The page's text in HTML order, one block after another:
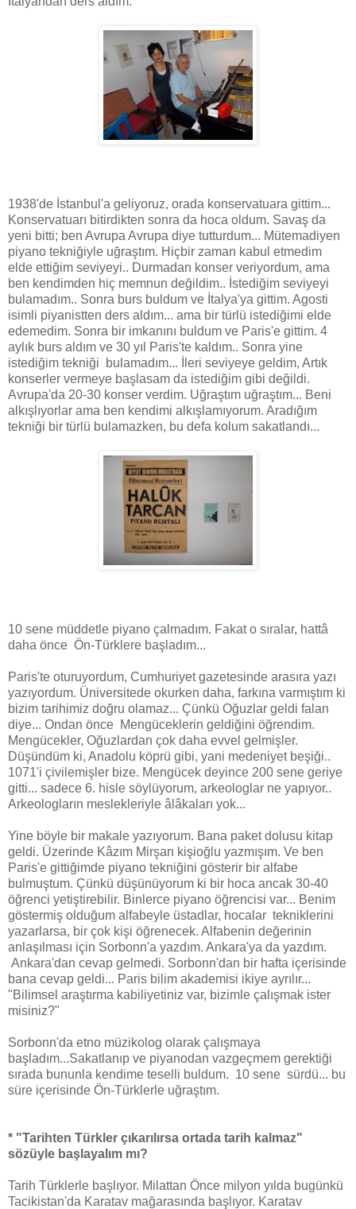
1938'de İstanbul'a geliyoruz, orada konservatuara gittim...
Konservatuarı bitirdikten sonra da hoca oldum. Savaş da
yeni bitti; ben Avrupa Avrupa diye tutturdum... Mütemadiyen
piyano tekniğiyle uğraştım. Hiçbir zaman kabul etmedim
elde ettiğim seviyeyi.. Durmadan konser veriyordum, ama
ben kendimden hiç memnun değildim.. İstediğim seviyeyi
bulamadım.. Sonra burs buldum ve İtalya'ya gittim. Agosti
isimli piyanistten ders aldım... ama bir türlü istediğimi elde
edemedim. Sonra bir imkanını buldum ve Paris'e gittim. 4
aylık burs aldım ve 30 yıl Paris'te kaldım.. Sonra yine
istediğim tekniği bulamadım... İleri seviyeye geldim, Artık
konserler vermeye başlasam da istediğim gibi değildi.
Avrupa'da 20-30 konser verdim. Uğraştım uğraştım... Beni
alkışlıyorlar ama ben kendimi alkışlamıyorum. Aradığım
tekniği bir türlü bulamazken, bu defa kolum sakatlandı...
10 sene müddetle piyano çalmadım. Fakat o sıralar, hattâ
daha önce Ön-Türklere başladım...
Paris'te oturuyordum, Cumhuriyet gazetesinde arasıra yazı
yazıyordum. Üniversitede okurken daha, farkına varmıştım ki
bizim tarihimiz doğru olamaz... Çünkü Oğuzlar geldi falan
diye... Ondan önce Mengüceklerin geldiğini öğrendim.
Mengücekler, Oğuzlardan çok daha evvel gelmişler.
Düşündüm ki, Anadolu köprü gibi, yani medeniyet beşiği..
1071'i çivilemişler bize. Mengücek deyince 200 sene geriye
gitti... sadece 6. hisle söylüyorum, arkeologlar ne yapıyor..
Arkeologların meslekleriyle âlâkaları yok...
Yine böyle bir makale yazıyorum. Bana paket dolusu kitap
geldi. Üzerinde Kâzım Mirşan kişioğlu yazmışım. Ve ben
Paris'e gittiğimde piyano tekniğini gösterir bir alfabe
bulmuştum. Çünkü düşünüyorum ki bir hoca ancak 30-40
öğrenci yetiştirebilir. Binlerce piyano öğrencisi var... Benim
göstermiş olduğum alfabeyle üstadlar, hocalar tekniklerini
yazarlarsa, bir çok kişi öğrenecek. Alfabenin değerinin
anlaşılması için Sorbonn'a yazdım. Ankara'ya da yazdım.
Ankara'dan cevap gelmedi. Sorbonn'dan bir hafta içerisinde
bana cevap geldi... Paris bilim akademisi ikiye ayrılır...
"Bilimsel araştırma kabiliyetiniz var, bizimle çalışmak ister
misiniz?"
Sorbonn'da etno müzikolog olarak çalışmaya
başladım...Sakatlanıp ve piyanodan vazgeçmem gerektiği
sırada bununla kendime teselli buldum. 10 sene sürdü... bu
süre içerisinde Ön-Türklerle uğraştım.
* "Tarihten Türkler çıkarılırsa ortada tarih kalmaz"
sözüyle başlayalım mı?
Tarih Türklerle başlıyor. Milattan Önce milyon yılda bugünkü
Tacikistan'da Karatav mağarasında başlıyor. Karatav